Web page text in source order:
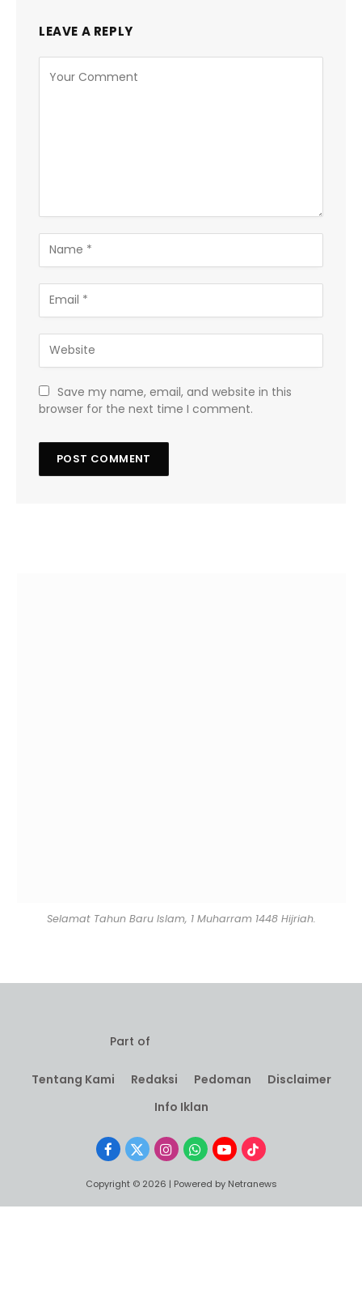
LEAVE A REPLY
Save my name, email, and website in this
browser for the next time I comment.
Selamat Tahun Baru Islam, 1 Muharram 1448 Hijriah.
Part of
Tentang Kami Redaksi Pedoman
Disclaimer
Info Iklan
Facebook
X
InstagramWhatsApp
YouTubeTikTok
Copyright © 2026 | Powered by Netranews